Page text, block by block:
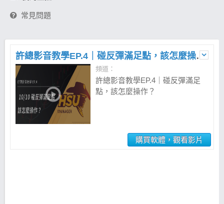
常見問題
許總影音教學EP.4｜碰反彈滿足點，該怎麼操作？
頻道：
許總影音教學EP.4｜碰反彈滿足
點，該怎麼操作？
購買軟體，觀看影片